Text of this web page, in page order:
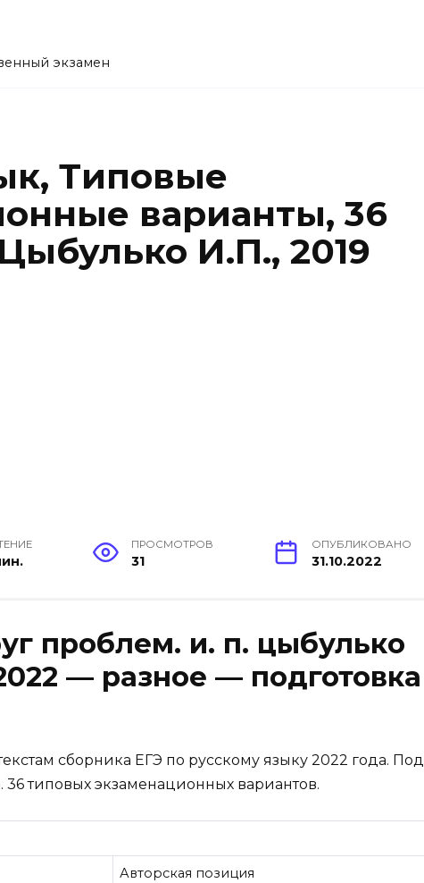
экзамен
Типовые
варианты, 36
И.П., 2019
ПРОСМОТРОВ
31
ОПУБЛИКОВАНО
31.10.2022
проблем. и. п. цыбулько
— разное — подготовка
сборника ЕГЭ по русскому языку 2022 года. Под
типовых экзаменационных вариантов.
Авторская позиция